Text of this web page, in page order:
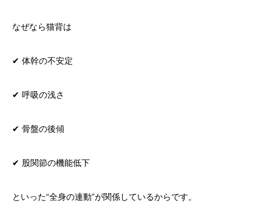
なぜなら猫背は
✔ 体幹の不安定
✔ 呼吸の浅さ
✔ 骨盤の後傾
✔ 股関節の機能低下
といった“全身の連動”が関係しているからです。